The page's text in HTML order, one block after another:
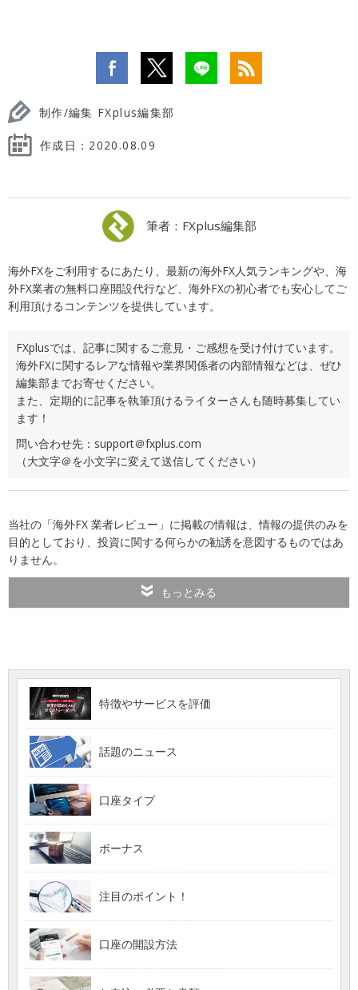
制作/編集 FXplus編集部
作成日： 2020.08.09
筆者：FXplus編集部
海外FXをご利用するにあたり、最新の海外FX人気ランキングや、海
外FX業者の無料口座開設代行など、海外FXの初心者でも安心してご
利用頂けるコンテンツを提供しています。
FXplusでは、記事に関するご意見・ご感想を受け付けています。
海外FXに関するレアな情報や業界関係者の内部情報などは、ぜひ
編集部までお寄せください。
また、定期的に記事を執筆頂けるライターさんも随時募集してい
ます！
問い合わせ先：support＠fxplus.com
（大文字＠を小文字に変えて送信してください）
当社の「海外FX 業者レビュー」に掲載の情報は、情報の提供のみを
目的としており、投資に関する何らかの勧誘を意図するものではあ
りません。
もっとみる
特徴やサービスを評価
話題のニュース
口座タイプ
ボーナス
注目のポイント！
口座の開設方法